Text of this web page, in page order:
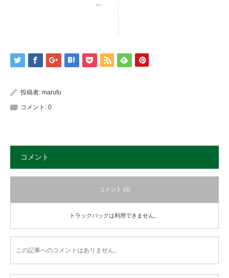
投稿者: marufu
コメント: 0
コメント
コメント (0)
トラックバックは利用できません。
この記事へのコメントはありません。